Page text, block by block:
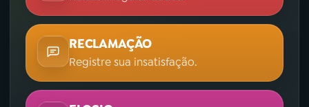
RECLAMAÇÃO
Registre sua insatisfação.